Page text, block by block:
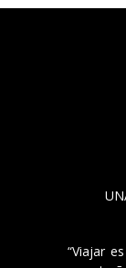
“Viajar